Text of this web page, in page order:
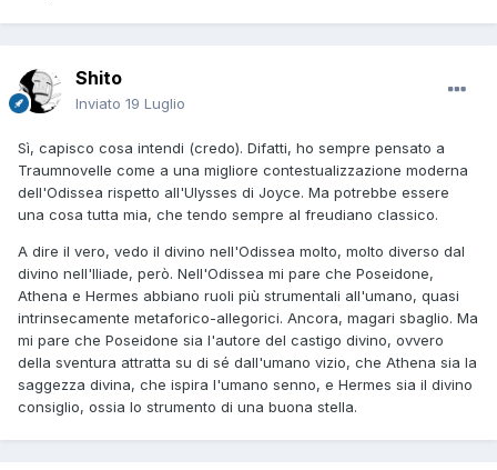
Shito
Inviato 19 Luglio
Sì, capisco cosa intendi (credo). Difatti, ho sempre pensato a
Traumnovelle come a una migliore contestualizzazione moderna
dell'Odissea rispetto all'Ulysses di Joyce. Ma potrebbe essere
una cosa tutta mia, che tendo sempre al freudiano classico.
A dire il vero, vedo il divino nell'Odissea molto, molto diverso dal
divino nell'Iliade, però. Nell'Odissea mi pare che Poseidone,
Athena e Hermes abbiano ruoli più strumentali all'umano, quasi
intrinsecamente metaforico-allegorici. Ancora, magari sbaglio. Ma
mi pare che Poseidone sia l'autore del castigo divino, ovvero
della sventura attratta su di sé dall'umano vizio, che Athena sia la
saggezza divina, che ispira l'umano senno, e Hermes sia il divino
consiglio, ossia lo strumento di una buona stella.